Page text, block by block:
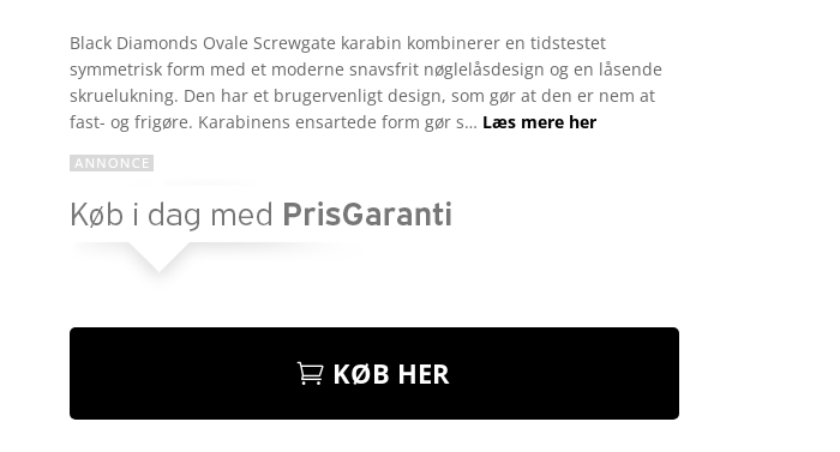
ud af 5
baseret på
kundebedø
mmelser
Black Diamonds Ovale Screwgate karabin kombinerer en tidstestet
symmetrisk form med et moderne snavsfrit nøglelåsdesign og en låsende
skruelukning. Den har et brugervenligt design, som gør at den er nem at
fast- og frigøre. Karabinens ensartede form gør s… Læs mere her
KØB HER